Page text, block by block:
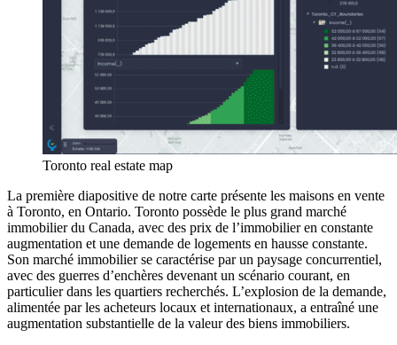
Toronto real estate map
La première diapositive de notre carte présente les maisons en vente
à Toronto, en Ontario. Toronto possède le plus grand marché
immobilier du Canada, avec des prix de l’immobilier en constante
augmentation et une demande de logements en hausse constante.
Son marché immobilier se caractérise par un paysage concurrentiel,
avec des guerres d’enchères devenant un scénario courant, en
particulier dans les quartiers recherchés. L’explosion de la demande,
alimentée par les acheteurs locaux et internationaux, a entraîné une
augmentation substantielle de la valeur des biens immobiliers.